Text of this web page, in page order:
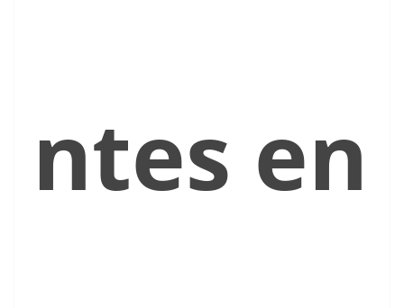
ntes en